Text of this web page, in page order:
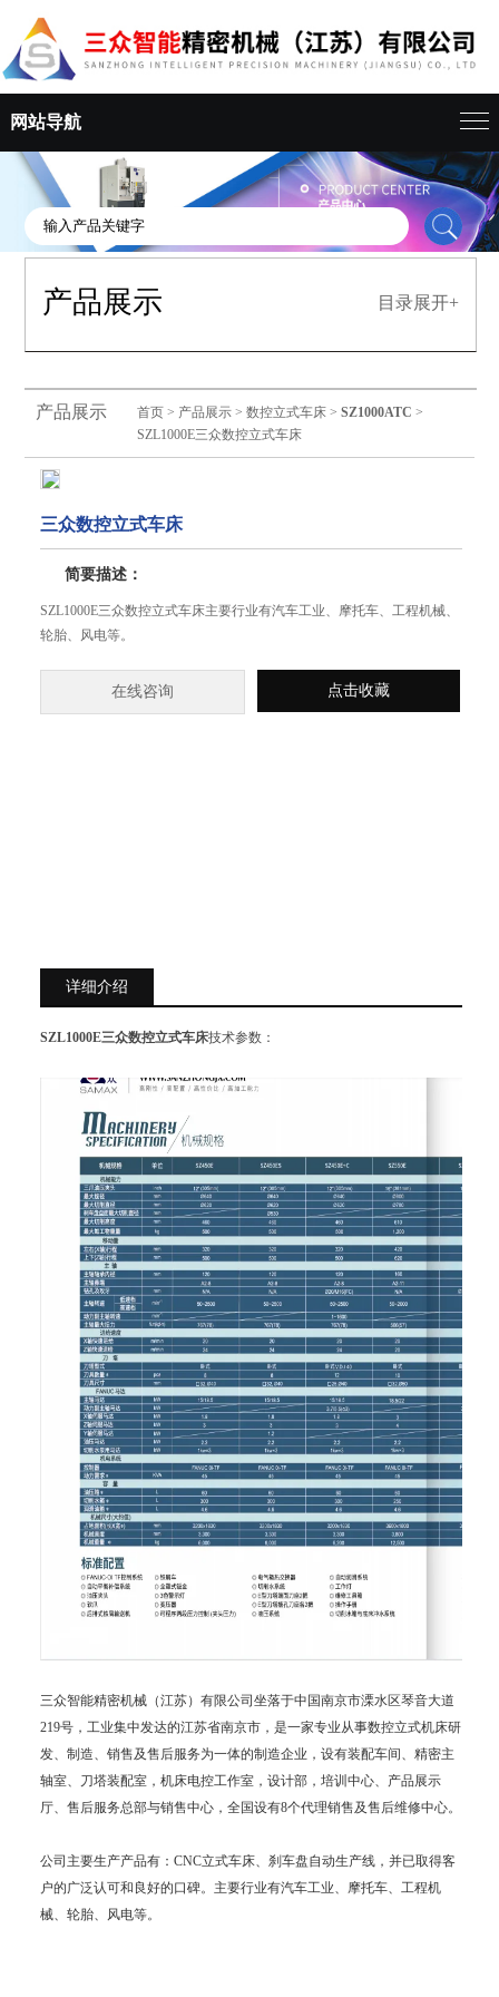
网站导航
产品展示 目录展开+
产品展示 首页 > 产品展示 >数控立式车床 >SZ1000ATC >
SZL1000E三众数控立式车床
三众数控立式车床
简要描述：
SZL1000E三众数控立式车床主要行业有汽车工业、摩托车、工程机械、
轮胎、风电等。
在线咨询 点击收藏
详细介绍
SZL1000E三众数控立式车床技术参数：
三众智能精密机械（江苏）有限公司坐落于中国南京市溧水区琴音大道
219号，工业集中发达的江苏省南京市，是一家专业从事数控立式机床研
发、制造、销售及售后服务为一体的制造企业，设有装配车间、精密主
轴室、刀塔装配室，机床电控工作室，设计部，培训中心、产品展示
厅、售后服务总部与销售中心，全国设有8个代理销售及售后维修中心。
公司主要生产产品有：CNC立式车床、刹车盘自动生产线，并已取得客
户的广泛认可和良好的口碑。主要行业有汽车工业、摩托车、工程机
械、轮胎、风电等。